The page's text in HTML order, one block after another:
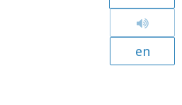
en